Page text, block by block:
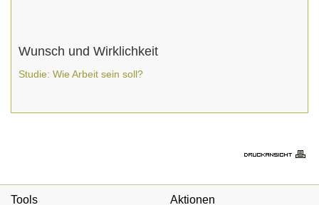
Wunsch und Wirklichkeit
Studie: Wie Arbeit sein soll?
Tools Aktionen